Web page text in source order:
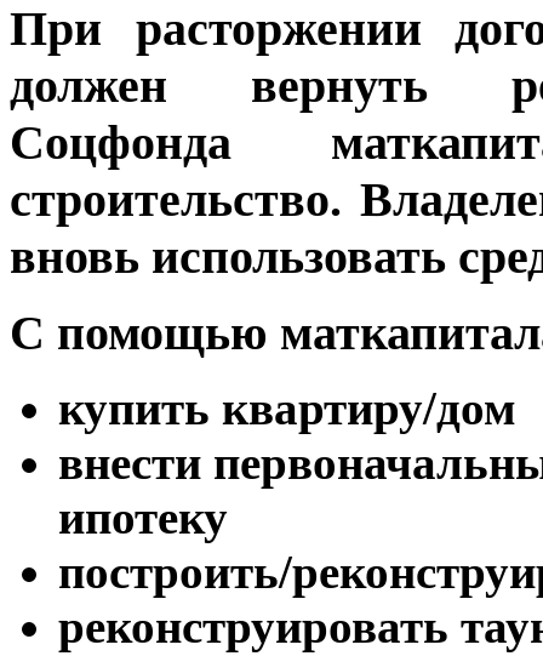
При расторжении
должен вернуть
Соцфонда
строительство.
вновь использовать
С помощью
купить квартиру/дом
внести
ипотеку
построить/
реконструировать